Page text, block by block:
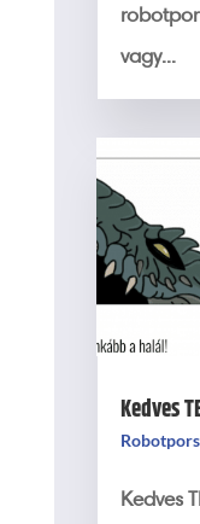
vagy...
Kedves
Kedves